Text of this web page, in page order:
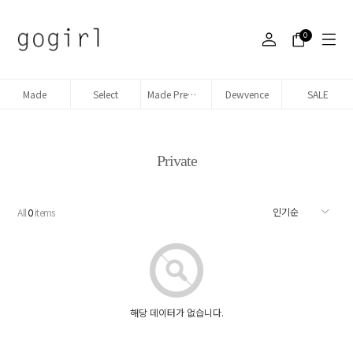
0
Made Select Made Premium denim Dewvence SALE
Private
All0items
해당 데이터가 없습니다.